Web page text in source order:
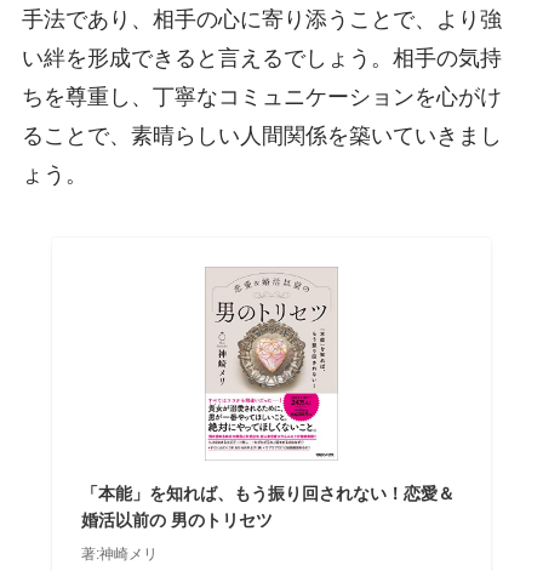
手法であり、相手の心に寄り添うことで、より強
い絆を形成できると言えるでしょう。相手の気持
ちを尊重し、丁寧なコミュニケーションを心がけ
ることで、素晴らしい人間関係を築いていきまし
ょう。
「本能」を知れば、もう振り回されない！恋愛＆
婚活以前の 男のトリセツ
著:神崎メリ